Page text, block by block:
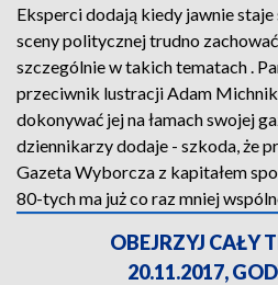
Eksperci dodają kiedy jawnie
sceny politycznej trudno
szczególnie w takich tematach .
przeciwnik lustracji Adam
dokonywać jej na łamach swojej
dziennikarzy dodaje - szkoda, że
Gazeta Wyborcza z kapitałem
80-tych ma już co raz mniej
OBEJRZYJ CAŁY
20.11.2017,